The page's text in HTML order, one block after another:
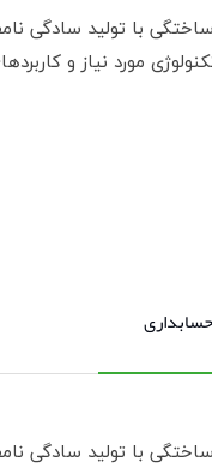
با تولید سادگی
مورد نیاز و
با تولید سادگی